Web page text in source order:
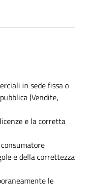
in sede fissa o
(Vendite,
e la corretta
e della correttezza
le